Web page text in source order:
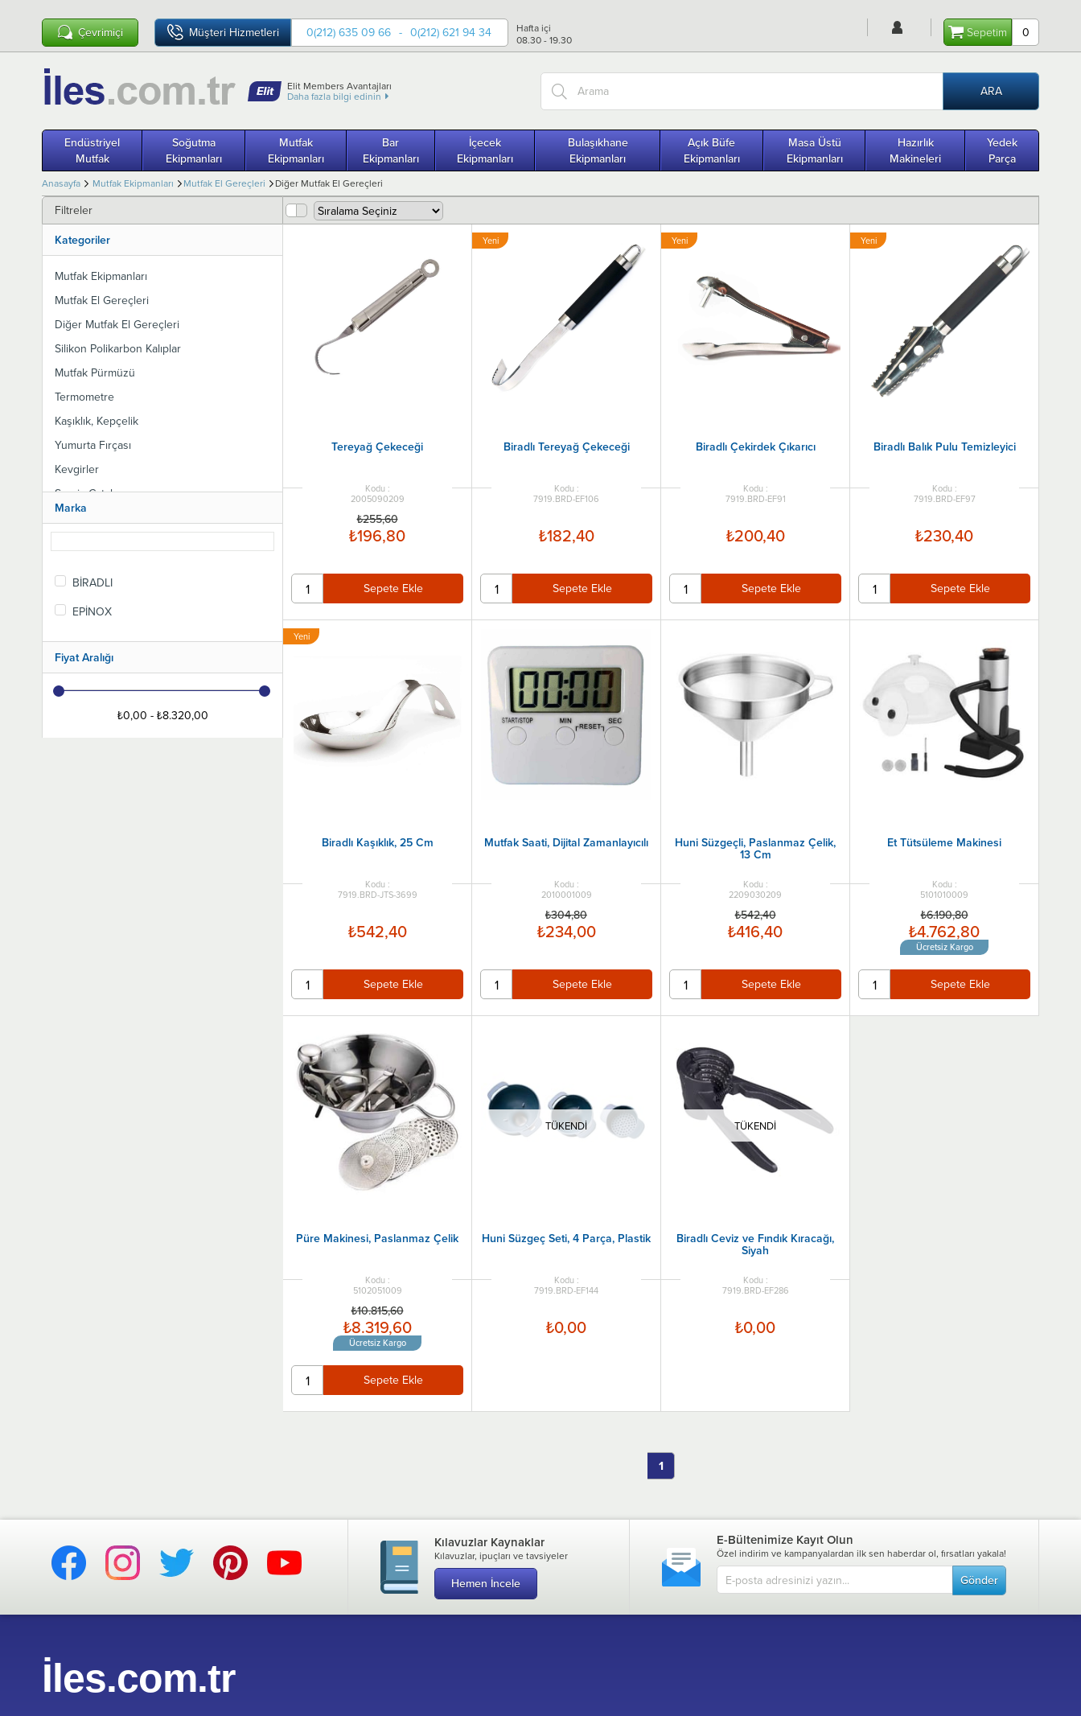
Çevrimiçi Müşteri Hizmetleri 0(212) 635 09 66 - 0(212) 621 94 34
Hafta içi
08.30 - 19.30
Sepetim 0
Elit Members Avantajları
Daha fazla bilgi edinin
Endüstriyel
Mutfak
Soğutma
Ekipmanları
Mutfak
Ekipmanları
Bar
Ekipmanları
İçecek
Ekipmanları
Bulaşıkhane
Ekipmanları
Açık Büfe
Ekipmanları
Masa Üstü
Ekipmanları
Hazırlık
Makineleri
Yedek
Parça
Anasayfa Mutfak Ekipmanları Mutfak El Gereçleri Diğer Mutfak El Gereçleri
Filtreler
Kategoriler
Mutfak Ekipmanları
Mutfak El Gereçleri
Diğer Mutfak El Gereçleri
Silikon Polikarbon Kalıplar
Mutfak Pürmüzü
Termometre
Kaşıklık, Kepçelik
Yumurta Fırçası
Kevgirler
Servis Çatalı
Pataşu Sopaları
Çırpma Teli
Çin Külahı
Tel Süzgeç
Dondurma Kaşığı, Dondurma Makası
Pizza ve Hamur Kesiciler
Kürekler Şaşulalar
Marka
BİRADLI
EPİNOX
Fiyat Aralığı
₺0,00 - ₺8.320,00
Tereyağ Çekeceği
2005090209
₺196,80
₺255,60
Sepete Ekle
Biradlı Tereyağ Çekeceği
7919.BRD-EF106
₺182,40
Sepete Ekle
Yeni
Biradlı Çekirdek Çıkarıcı
7919.BRD-EF91
₺200,40
Sepete Ekle
Yeni
Biradlı Balık Pulu Temizleyici
7919.BRD-EF97
₺230,40
Sepete Ekle
Yeni
Biradlı Kaşıklık, 25 Cm
7919.BRD-JTS-3699
₺542,40
Sepete Ekle
Yeni
Mutfak Saati, Dijital Zamanlayıcılı
2010001009
₺234,00
₺304,80
Sepete Ekle
Huni Süzgeçli, Paslanmaz Çelik,
13 Cm
2209030209
₺416,40
₺542,40
Sepete Ekle
Et Tütsüleme Makinesi
5101010009
₺4.762,80
₺6.190,80
Sepete Ekle
Ücretsiz Kargo
Püre Makinesi, Paslanmaz Çelik
5102051009
₺8.319,60
₺10.815,60
Sepete Ekle
Ücretsiz Kargo
TÜKENDI
Huni Süzgeç Seti, 4 Parça, Plastik
7919.BRD-EF144
₺0,00
TÜKENDI
Biradlı Ceviz ve Fındık Kıracağı,
Siyah
7919.BRD-EF286
₺0,00
1
E-Bültenimize Kayıt Olun
Özel indirim ve kampanyalardan ilk sen haberdar ol, fırsatları yakala!
Gönder
Kılavuzlar Kaynaklar
Kılavuzlar, ipuçları ve tavsiyeler
Hemen İncele
İles.com.tr